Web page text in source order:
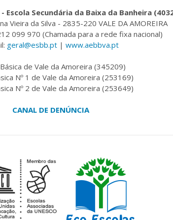
Escola Secundária da Baixa da Banheira
Vieira da Silva - 2835-220 VALE DA AMOREIRA
099 970 (Chamada para a rede fixa nacional)
geral@esbb.pt | www.aebbva.pt
de Vale da Amoreira (345209)
Nº 1 de Vale da Amoreira (253169)
Nº 2 de Vale da Amoreira (253649)
CANAL DE DENÚNCIA